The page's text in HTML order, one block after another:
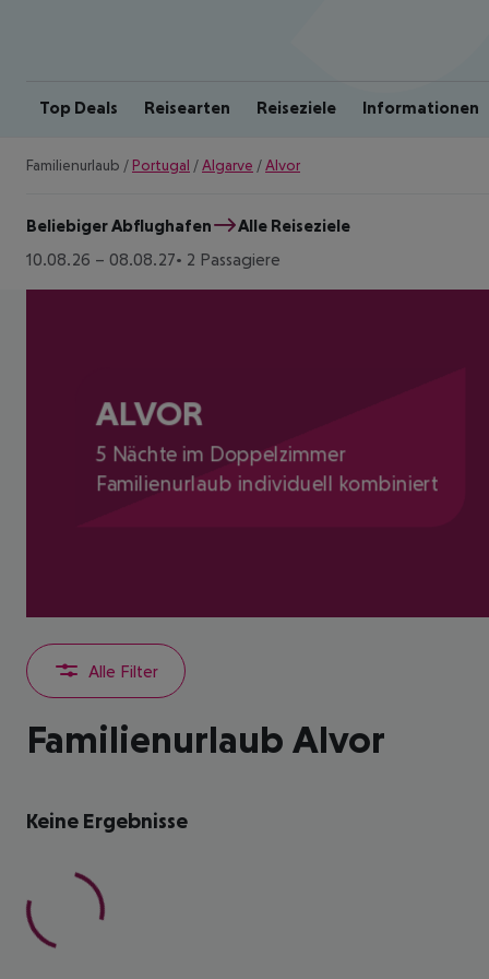
Top Deals Reisearten Reiseziele Informationen
Familienurlaub / Portugal /Algarve /Alvor
Beliebiger Abflughafen
Alle Reiseziele
10.08.26 – 08.08.27 2 Passagiere
ALVOR
5 Nächte im Doppelzimmer
Familienurlaub individuell kombiniert
Alle Filter
Familienurlaub Alvor
Keine Ergebnisse